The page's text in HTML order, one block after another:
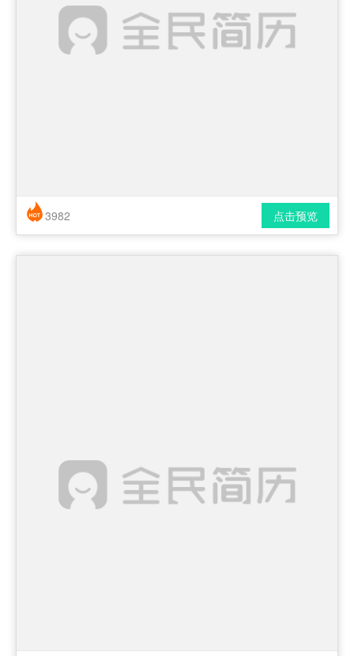
简历风格： 时尚 / 简洁 / 应届生
点击预览
3982